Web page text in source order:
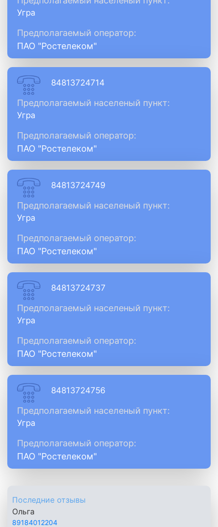
Угра
Предполагаемый оператор:
ПАО "Ростелеком"
84813724714
Предполагаемый населеный пункт:
Угра
Предполагаемый оператор:
ПАО "Ростелеком"
84813724749
Предполагаемый населеный пункт:
Угра
Предполагаемый оператор:
ПАО "Ростелеком"
84813724737
Предполагаемый населеный пункт:
Угра
Предполагаемый оператор:
ПАО "Ростелеком"
84813724756
Предполагаемый населеный пункт:
Угра
Предполагаемый оператор:
ПАО "Ростелеком"
Последние отзывы
Ольга
89184012204